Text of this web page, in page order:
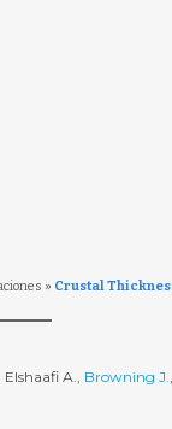
» Crustal
A., Browning J.